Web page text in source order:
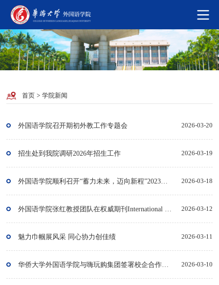
首页 > 学院新闻
2026-03-20
外国语学院召开期初外教工作专题会
2026-03-19
招生处到我院调研2026年招生工作
2026-03-18
2026-03-12
2026-03-11
魅力巾帼展风采 同心协力创佳绩
2026-03-10